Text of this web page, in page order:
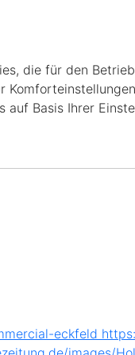
die für den
Basis Ihrer